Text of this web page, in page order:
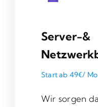
Server-&
Start ab 49€/ Mo
Wir sorgen